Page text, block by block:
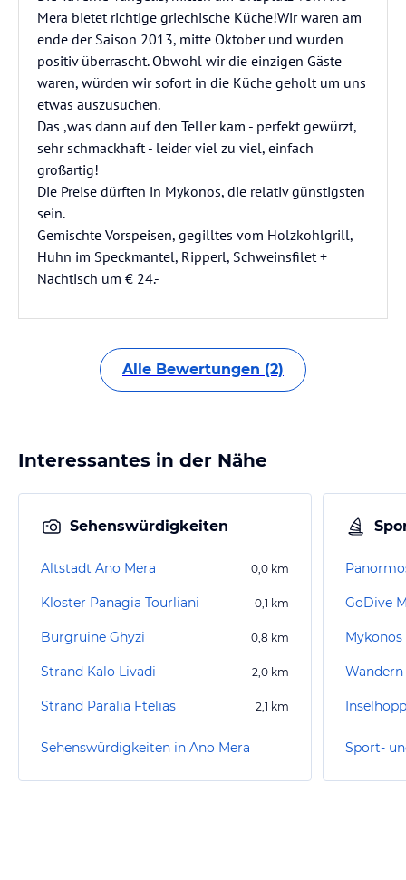
Mera bietet richtige griechische Küche!Wir waren am
ende der Saison 2013, mitte Oktober und wurden
positiv überrascht. Obwohl wir die einzigen Gäste
waren, würden wir sofort in die Küche geholt um uns
etwas auszusuchen.
Das ,was dann auf den Teller kam - perfekt gewürzt,
sehr schmackhaft - leider viel zu viel, einfach
großartig!
Die Preise dürften in Mykonos, die relativ günstigsten
sein.
Gemischte Vorspeisen, gegilltes vom Holzkohlgrill,
Huhn im Speckmantel, Ripperl, Schweinsfilet +
Nachtisch um € 24.-
Alle Bewertungen (2)
Interessantes in der Nähe
Sehenswürdigkeiten
Altstadt Ano Mera 0,0 km
Kloster Panagia Tourliani 0,1 km
Burgruine Ghyzi 0,8 km
Strand Kalo Livadi 2,0 km
Strand Paralia Ftelias 2,1 km
Sehenswürdigkeiten in Ano Mera
GoDive
Mykonos
Wandern